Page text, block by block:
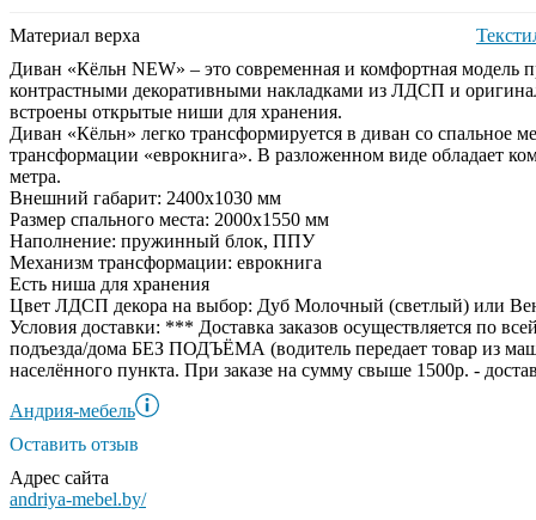
Материал верха
Диван «Кёльн NEW» – это современная и комфортная
контрастными декоративными накладками из ЛДСП и
встроены открытые ниши для хранения.
Диван «Кёльн» легко трансформируется в диван со спальное
трансформации «еврокнига». В разложенном виде обладает
метра.
Внешний габарит: 2400х1030 мм
Размер спального места: 2000х1550 мм
Наполнение: пружинный блок, ППУ
Механизм трансформации: еврокнига
Есть ниша для хранения
Цвет ЛДСП декора на выбор: Дуб Молочный (светлый) или
Условия доставки: *** Доставка заказов осуществляется по
подъезда/дома БЕЗ ПОДЪЁМА (водитель передает товар из
населённого пункта. При заказе на сумму свыше 1500р. -
Андрия-мебель
Оставить отзыв
Адрес сайта
andriya-mebel.by/